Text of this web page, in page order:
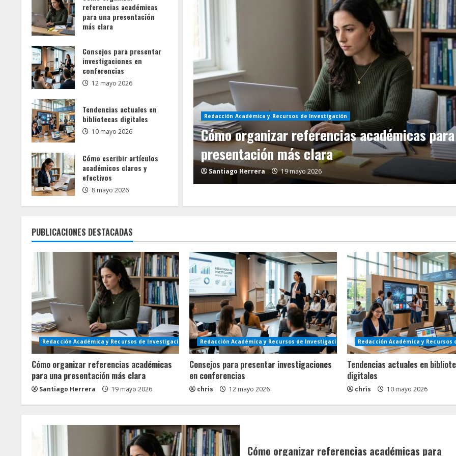
Investigación
académicas para una
Redacción Académica y Recursos de Investigación
Consejos para presentar investigaciones en
conferencias
chris 12 mayo 2026
referencias académicas
para una presentación
más clara
Consejos para presentar
investigaciones en
conferencias
12 mayo 2026
Tendencias actuales en
bibliotecas digitales
10 mayo 2026
Cómo escribir artículos
académicos claros y
efectivos
8 mayo 2026
PUBLICACIONES DESTACADAS
Redacción Académica y Recursos de Investigación
Cómo organizar referencias académicas
para una presentación más clara
Santiago Herrera 19 mayo 2026
Redacción Académica y Recursos de Investigación
Consejos para presentar investigaciones
en conferencias
chris 12 mayo 2026
Redacción Académica y
Tendencias actuales en
digitales
chris 10 mayo 2026
Cómo organizar referencias académicas para